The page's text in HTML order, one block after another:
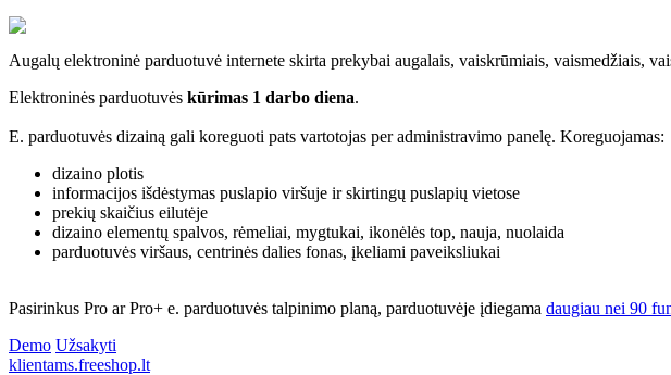
Augalų elektroninė parduotuvė internete skirta prekybai augalais, vaiskrūmiais, vaismedžiais,
Elektroninės parduotuvės kūrimas 1 darbo diena.
E. parduotuvės dizainą gali koreguoti pats vartotojas per administravimo panelę. Koreguojamas:
dizaino plotis
informacijos išdėstymas puslapio viršuje ir skirtingų puslapių vietose
prekių skaičius eilutėje
dizaino elementų spalvos, rėmeliai, mygtukai, ikonėlės top, nauja, nuolaida
parduotuvės viršaus, centrinės dalies fonas, įkeliami paveiksliukai
Pasirinkus Pro ar Pro+ e. parduotuvės talpinimo planą, parduotuvėje įdiegama daugiau nei 90
Demo Užsakyti
klientams.freeshop.lt